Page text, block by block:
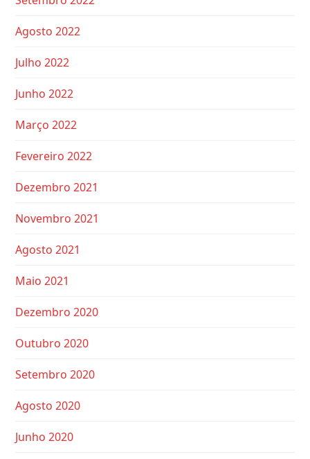
Agosto 2022
Julho 2022
Junho 2022
Março 2022
Fevereiro 2022
Dezembro 2021
Novembro 2021
Agosto 2021
Maio 2021
Dezembro 2020
Outubro 2020
Setembro 2020
Agosto 2020
Junho 2020